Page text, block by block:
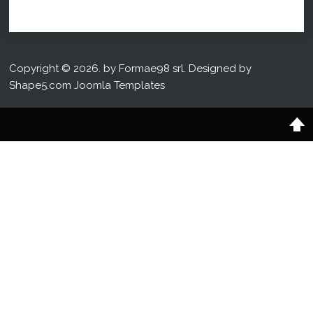
Copyright © 2026. by Formae98 srl. Designed by
Shape5.comJoomla Templates